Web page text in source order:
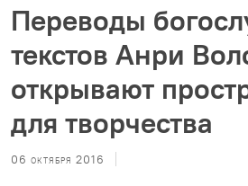
Переводы
текстов Анри
открывают
для творчества
06 октября 2016